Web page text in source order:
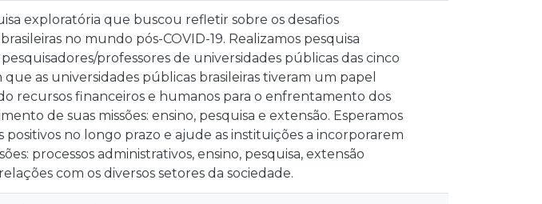
exploratória que buscou refletir sobre os desafios
no mundo pós-COVID-19. Realizamos pesquisa
professores de universidades públicas das cinco
as universidades públicas brasileiras tiveram um papel
recursos financeiros e humanos para o enfrentamento dos
de suas missões: ensino, pesquisa e extensão. Esperamos
no longo prazo e ajude as instituições a incorporarem
processos administrativos, ensino, pesquisa, extensão
com os diversos setores da sociedade.